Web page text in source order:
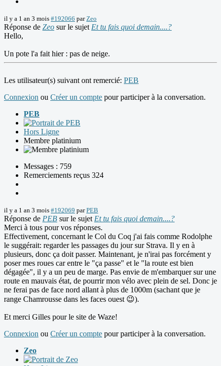
il y a 1 an 3 mois #192066 parZeo
Réponse de Zeo sur le sujet Et tu fais quoi demain....?
Hello,
Un pote l'a fait hier : pas de neige.
Les utilisateur(s) suivant ont remercié: PEB
Connexion ou Créer un compte pour participer à la conversation.
PEB
Hors Ligne
Membre platinium
Messages : 759
Remerciements reçus 324
il y a 1 an 3 mois #192069 parPEB
Réponse de PEB sur le sujet Et tu fais quoi demain....?
Merci à tous pour vos réponses.
Effectivement, concernant le Col du Coq j'ai fais comme Rodolphe
le suggérait: regarder les passages du jour sur Strava. Il y en à
plusieurs, donc ça doit passer. Maintenant, je n'irai pas forcément y
poser mes roues car entre le "ça passe" et le "la route est bien
dégagée", il y a un peu de marge. Pas envie de m'embarquer sur une
route en mauvais état, de pourrir mon vélo avec plein de sel. Donc je
ne ferai pas de face nord allant à plus de 1000m (sachant que je
range Chamrousse dans les faces ouest 😉).
Et merci Gilles pour le site de Waze!
Connexion ou Créer un compte pour participer à la conversation.
Zeo